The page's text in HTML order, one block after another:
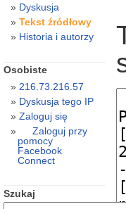
Dyskusja
Tekst źródłowy
Historia i autorzy
Osobiste
216.73.216.57
Dyskusja tego IP
Zaloguj się
Zaloguj przy
pomocy
Facebook
Connect
Szukaj